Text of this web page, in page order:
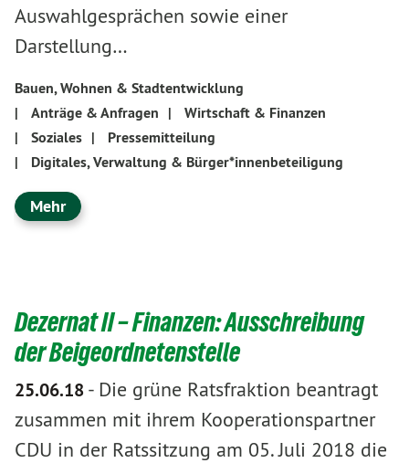
Auswahlgesprächen sowie einer
Darstellung…
Bauen, Wohnen & Stadtentwicklung
|
Anträge & Anfragen |
Wirtschaft & Finanzen
|
Soziales |
Pressemitteilung
|
Digitales, Verwaltung & Bürger*innenbeteiligung
Mehr
Dezernat II – Finanzen: Ausschreibung
der Beigeordnetenstelle
25.06.18- Die grüne Ratsfraktion beantragt
zusammen mit ihrem Kooperationspartner
CDU in der Ratssitzung am 05. Juli 2018 die